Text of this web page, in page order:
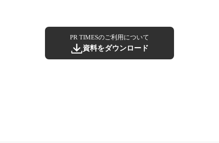
PR TIMESのご利用について
資料をダウンロード